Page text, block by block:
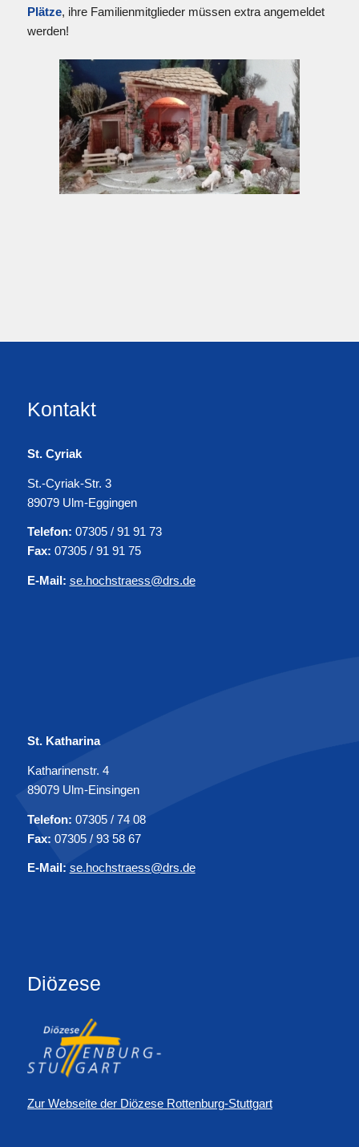
Plätze, ihre Familienmitglieder müssen extra angemeldet
werden!
Kontakt
St. Cyriak
St.-Cyriak-Str. 3
89079 Ulm-Eggingen
Telefon: 07305 / 91 91 73
Fax: 07305 / 91 91 75
E-Mail: se.hochstraess@drs.de
St. Katharina
Katharinenstr. 4
89079 Ulm-Einsingen
Telefon: 07305 / 74 08
Fax: 07305 / 93 58 67
E-Mail: se.hochstraess@drs.de
Diözese
Zur Webseite der Diözese Rottenburg-Stuttgart